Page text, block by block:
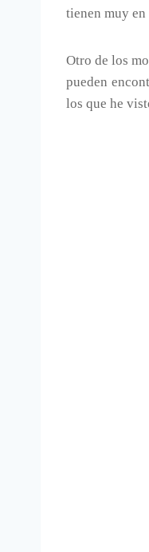
tienen muy en
Otro de los
pueden
los que he